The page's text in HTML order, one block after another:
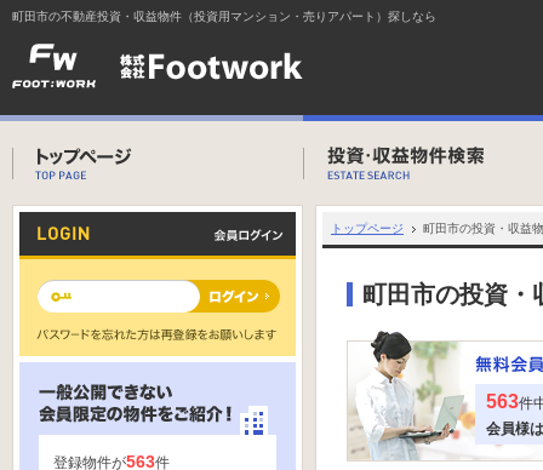
町田市の不動産投資・収益物件（投資用マンション・売りアパート）探しなら
トップページ 町田市の投資・収益
町田市の投資・
563件
会員様
登録物件が563件